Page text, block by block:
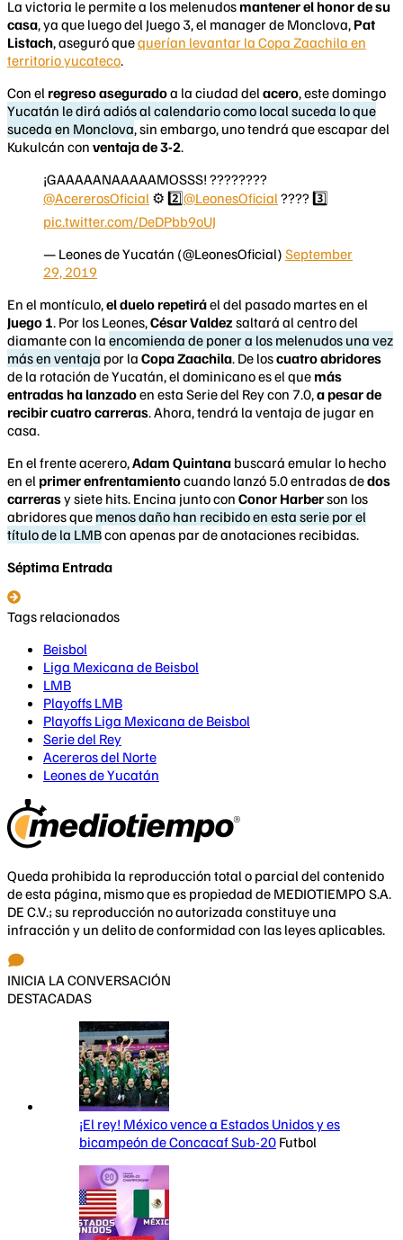
La victoria le permite a los melenudos mantener el honor de su
casa, ya que luego del Juego 3, el manager de Monclova, Pat
Listach, aseguró quequerían levantar la Copa Zaachila en
territorio yucateco.
Con el regreso aseguradoa la ciudad del acero, este domingo
Yucatán le dirá adiós al calendario como local suceda lo que
suceda en Monclova, sin embargo, uno tendrá que escapar del
Kukulcán con ventaja de 3-2.
¡GAAAAANAAAAAMOSSS! ????????
@AcererosOficial ⚙️ 2️⃣@LeonesOficial ???? 3️⃣
pic.twitter.com/DeDPbb9oUJ
— Leones de Yucatán (@LeonesOficial) September
29, 2019
En el montículo,el duelo repetiráel del pasado martes en el
Juego 1. Por los Leones,César Valdez saltará al centro del
diamante con la encomienda de poner a los melenudos una vez
más en ventaja por la Copa Zaachila. De loscuatro abridores
de la rotación de Yucatán, el dominicano es el que más
entradas ha lanzadoen esta Serie del Rey con 7.0,a pesar de
recibir cuatro carreras. Ahora, tendrá la ventaja de jugar en
casa.
En el frente acerero,Adam Quintana buscará emular lo hecho
en el primer enfrentamientocuando lanzó 5.0 entradas dedos
carrerasy siete hits. Encina junto con Conor Harberson los
abridores que menos daño han recibido en esta serie por el
título de la LMBcon apenas par de anotaciones recibidas.
Séptima Entrada
Tags relacionados
Beisbol
Liga Mexicana de Beisbol
LMB
Playoffs LMB
Playoffs Liga Mexicana de Beisbol
Serie del Rey
Acereros del Norte
Leones de Yucatán
Queda prohibida la reproducción total o parcial del contenido
de esta página, mismo que es propiedad de MEDIOTIEMPO S.A.
DE C.V.; su reproducción no autorizada constituye una
infracción y un delito de conformidad con las leyes aplicables.
INICIA LA CONVERSACIÓN
DESTACADAS
¡El rey! México vence a Estados Unidos y es
bicampeón de Concacaf Sub-20 Futbol